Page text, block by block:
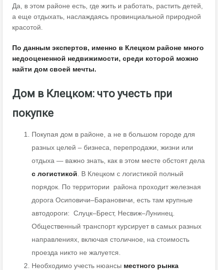
Да, в этом районе есть, где жить и работать, растить детей,
а еще отдыхать, наслаждаясь провинциальной природной
красотой.
По данным экспертов, именно в Клецком районе много
недооцененной недвижимости, среди которой можно
найти дом своей мечты.
Дом в Клецком: что учесть при
покупке
Покупая дом в районе, а не в большом городе для
разных целей – бизнеса, перепродажи, жизни или
отдыха — важно знать, как в этом месте обстоят дела
с логистикой . В Клецком с логистикой полный
порядок. По территории района проходит железная
дорога Осиповичи–Барановичи, есть там крупные
автодороги: Слуцк–Брест, Несвиж–Лунинец.
Общественный транспорт курсирует в самых разных
направлениях, включая столичное, на стоимость
проезда никто не жалуется.
Необходимо учесть нюансы местного рынка